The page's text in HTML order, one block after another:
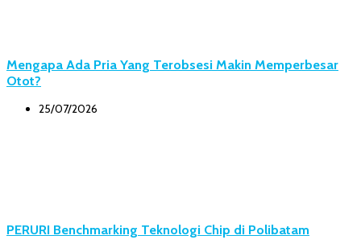
Mengapa Ada Pria Yang Terobsesi Makin Memperbesar
Otot?
25/07/2026
PERURI Benchmarking Teknologi Chip di Polibatam